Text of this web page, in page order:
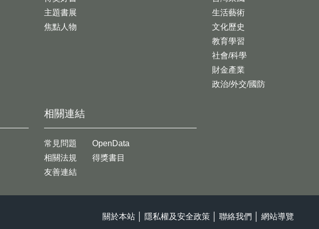
生活藝術
文化歷史
教育學習
社會/科學
財金產業
政治/外交/國防
主題書展
焦點人物
相關連結
常見問題
相關法規
友善連結
OpenData
得獎書目
關於本站 隱私權及安全政策 聯絡我們 網站導覽